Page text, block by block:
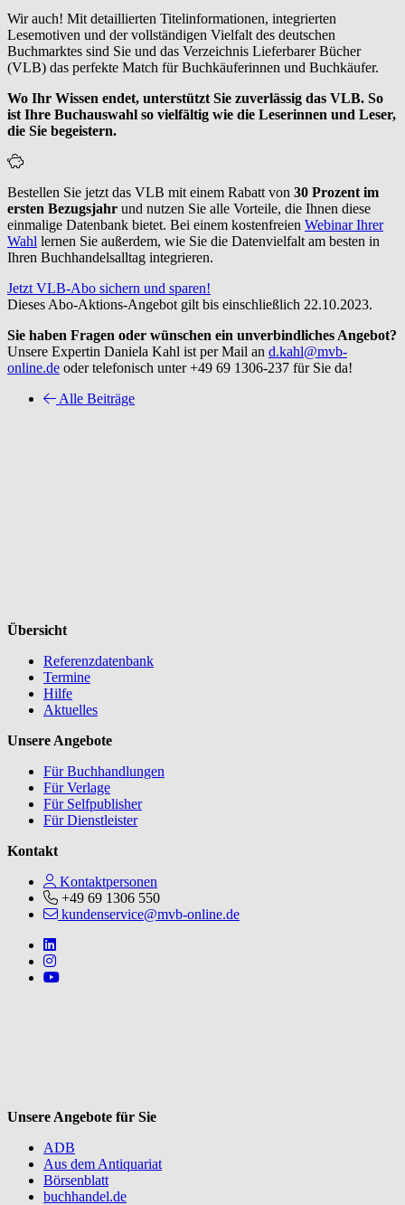
Wir auch! Mit detaillierten Titelinformationen, integrierten
Lesemotiven und der vollständigen Vielfalt des deutschen
Buchmarktes sind Sie und das Verzeichnis Lieferbarer Bücher
(VLB) das perfekte Match für Buchkäuferinnen und Buchkäufer.
Wo Ihr Wissen endet, unterstützt Sie zuverlässig das VLB. So
ist Ihre Buchauswahl so vielfältig wie die Leserinnen und Leser,
die Sie begeistern.
Bestellen Sie jetzt das VLB mit einem Rabatt von 30 Prozent im
ersten Bezugsjahr und nutzen Sie alle Vorteile, die Ihnen diese
einmalige Datenbank bietet. Bei einem kostenfreien Webinar Ihrer
Wahl lernen Sie außerdem, wie Sie die Datenvielfalt am besten in
Ihren Buchhandelsalltag integrieren.
Jetzt VLB-Abo sichern und sparen!
Dieses Abo-Aktions-Angebot gilt bis einschließlich 22.10.2023.
Sie haben Fragen oder wünschen ein unverbindliches Angebot?
Unsere Expertin Daniela Kahl ist per Mail an d.kahl@mvb-
online.de oder telefonisch unter +49 69 1306-237 für Sie da!
Alle Beiträge
Übersicht
Referenzdatenbank
Termine
Hilfe
Aktuelles
Unsere Angebote
Für Buchhandlungen
Für Verlage
Für Selfpublisher
Für Dienstleister
Kontakt
Kontaktpersonen
+49 69 1306 550
kundenservice@mvb-online.de
Follow us on https://www.linkedin.com/company/mvbbooks
Follow us on https://www.instagram.com/lifeatmvb/
Follow us on https://www.youtube.com/@mvbbooks
Unsere Angebote für Sie
ADB
Aus dem Antiquariat
Börsenblatt
buchhandel.de